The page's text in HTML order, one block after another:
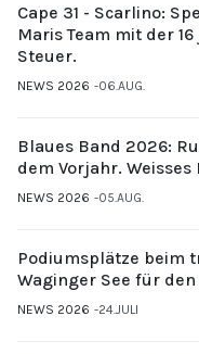
Cape 31 - Scarlino:
Maris Team mit der
Steuer.
NEWS 2026 06.AUG.
Blaues Band 2026:
dem Vorjahr.
NEWS 2026 05.AUG.
Podiumsplätze beim
Waginger See für
NEWS 2026 24.JULI